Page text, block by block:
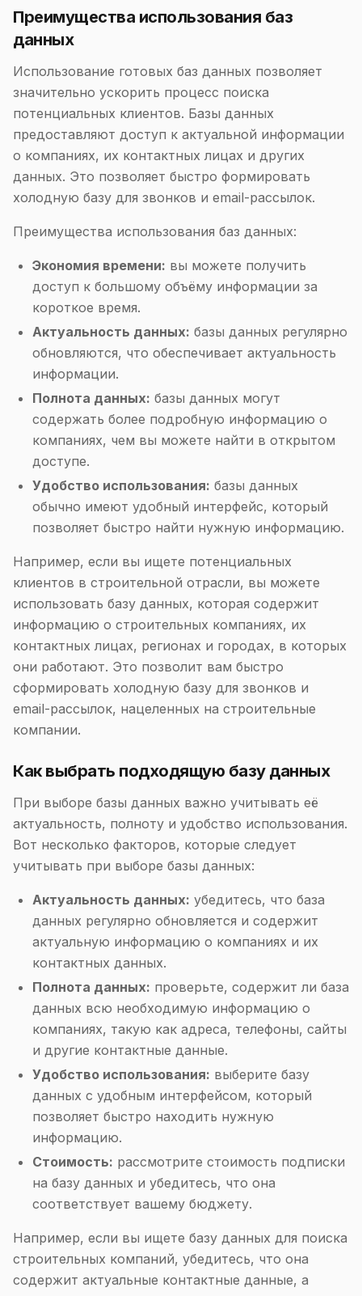
Преимущества использования баз
данных
Использование готовых баз данных позволяет
значительно ускорить процесс поиска
потенциальных клиентов. Базы данных
предоставляют доступ к актуальной информации
о компаниях, их контактных лицах и других
данных. Это позволяет быстро формировать
холодную базу для звонков и email-рассылок.
Преимущества использования баз данных:
Экономия времени: вы можете получить
доступ к большому объёму информации за
короткое время.
Актуальность данных: базы данных регулярно
обновляются, что обеспечивает актуальность
информации.
Полнота данных: базы данных могут
содержать более подробную информацию о
компаниях, чем вы можете найти в открытом
доступе.
Удобство использования: базы данных
обычно имеют удобный интерфейс, который
позволяет быстро найти нужную информацию.
Например, если вы ищете потенциальных
клиентов в строительной отрасли, вы можете
использовать базу данных, которая содержит
информацию о строительных компаниях, их
контактных лицах, регионах и городах, в которых
они работают. Это позволит вам быстро
сформировать холодную базу для звонков и
email-рассылок, нацеленных на строительные
компании.
Как выбрать подходящую базу данных
При выборе базы данных важно учитывать её
актуальность, полноту и удобство использования.
Вот несколько факторов, которые следует
учитывать при выборе базы данных:
Актуальность данных: убедитесь, что база
данных регулярно обновляется и содержит
актуальную информацию о компаниях и их
контактных данных.
Полнота данных: проверьте, содержит ли база
данных всю необходимую информацию о
компаниях, такую как адреса, телефоны, сайты
и другие контактные данные.
Удобство использования: выберите базу
данных с удобным интерфейсом, который
позволяет быстро находить нужную
информацию.
Стоимость: рассмотрите стоимость подписки
на базу данных и убедитесь, что она
соответствует вашему бюджету.
Например, если вы ищете базу данных для поиска
строительных компаний, убедитесь, что она
содержит актуальные контактные данные, а